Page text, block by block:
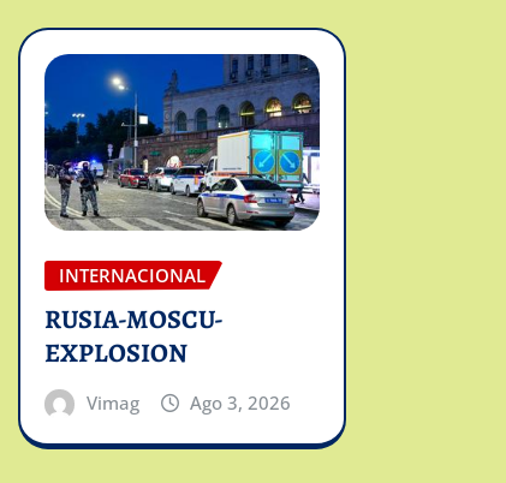
INTERNACIONAL
RUSIA-MOSCU-
EXPLOSION
Vimag Ago 3, 2026